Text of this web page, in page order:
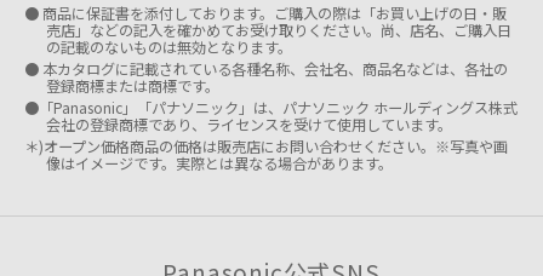
● 商品に保証書を添付しております。ご購入の際は「お買い上げの日・販
売店」などの記入を確かめてお受け取りください。尚、店名、ご購入日
の記載のないものは無効となります。
● 本カタログに記載されている各種名称、会社名、商品名などは、各社の
登録商標または商標です。
●「Panasonic」「パナソニック」は、パナソニック ホールディングス株式
会社の登録商標であり、ライセンスを受けて使用しています。
＊)オープン価格商品の価格は販売店にお問い合わせください。※写真や画
像はイメージです。実際とは異なる場合があります。